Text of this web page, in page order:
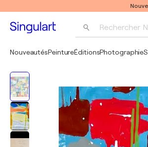
Rechercher
NouveautésPeintureÉditionsPhotographie